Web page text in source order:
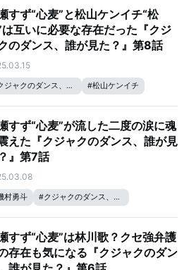
すず“心麦”と松山ケンイチ“松
は互いに必要な存在だった『クジ
のダンス、誰が見た？』第8話
ジャクのダンス、誰が見た？ #松山ケンイチ
すず“心麦”が流した二度の涙に魂
えた『クジャクのダンス、誰が見
』第7話
村勇斗 #クジャクのダンス、誰が見た？
瀬すず
すず“心麦”は林川歌？クセ強弁護
存在も気になる『クジャクのダン